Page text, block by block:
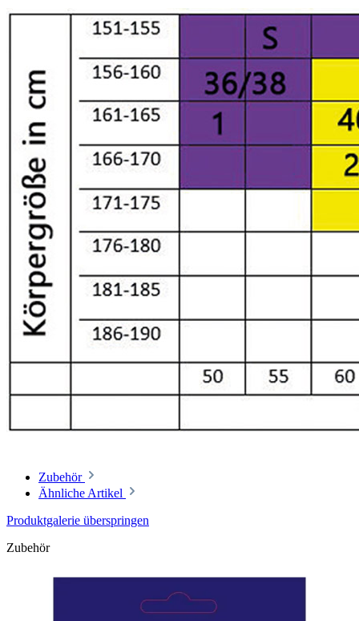
Zubehör
Ähnliche Artikel
Produktgalerie überspringen
Zubehör